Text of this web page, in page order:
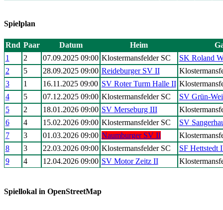
Spielplan
Rnd Paar Datum Heim
1
2 07.09.2025 09:00 Klostermansfelder SC
SK Roland
2
5 28.09.2025 09:00 Reideburger SV II
3
1 16.11.2025 09:00 SV Roter Turm Halle II
4
5 07.12.2025 09:00 Klostermansfelder SC
SV Grün-
5
2 18.01.2026 09:00 SV Merseburg III
6
4 15.02.2026 09:00 Klostermansfelder SC
SV
7
3 01.03.2026 09:00 Naumburger SV II
8
3 22.03.2026 09:00 Klostermansfelder SC
SF Hettstedt
9
4 12.04.2026 09:00 SV Motor Zeitz II
Spiellokal in OpenStreetMap